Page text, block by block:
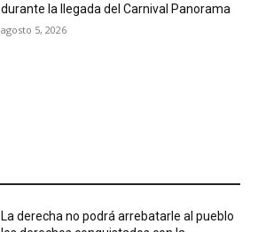
durante la llegada del Carnival Panorama
agosto 5, 2026
La derecha no podrá arrebatarle al pueblo